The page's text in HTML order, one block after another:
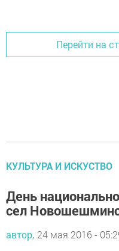
Перейти на
КУЛЬТУРА И ИСКУСТВО
День
сел
автор, 24 мая 2016 -